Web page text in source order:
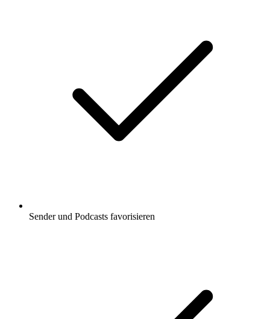
Sender und Podcasts favorisieren